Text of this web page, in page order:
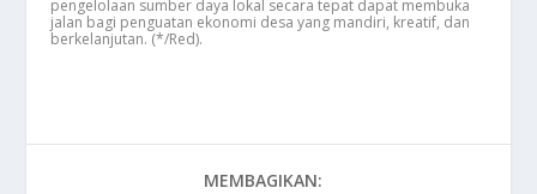
pengelolaan sumber daya lokal secara tepat dapat membuka
jalan bagi penguatan ekonomi desa yang mandiri, kreatif, dan
berkelanjutan. (*/Red).
MEMBAGIKAN: